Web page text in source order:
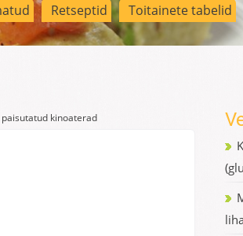
Retseptid Toitainete tabelid
paisutatud kinoaterad